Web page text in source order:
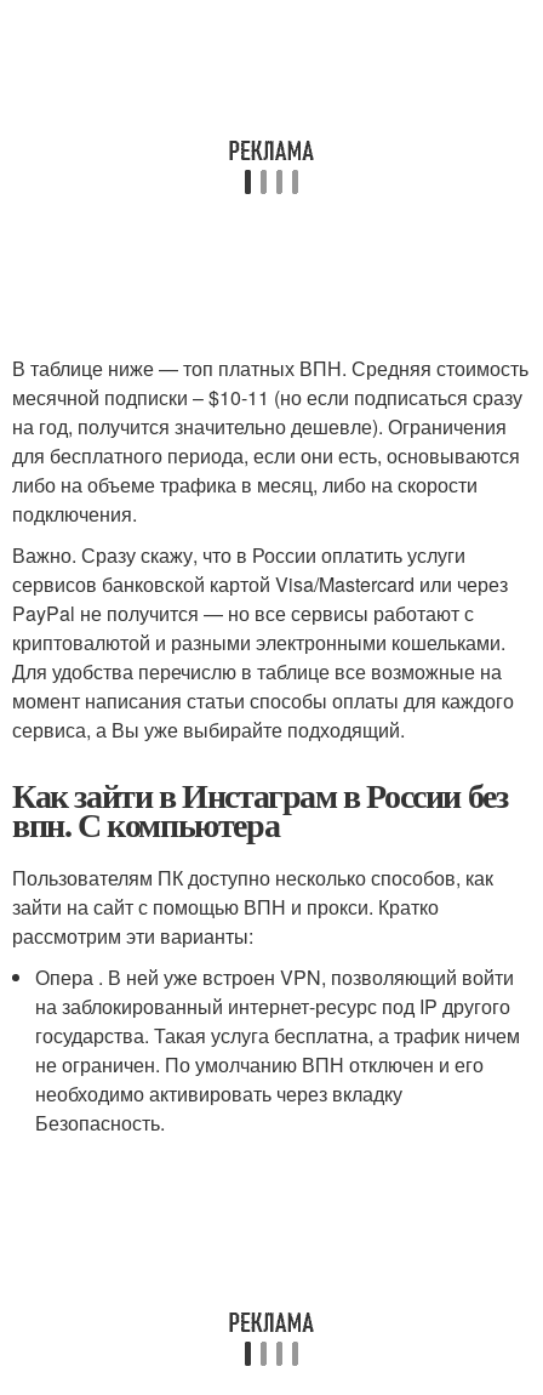
В таблице ниже — топ платных ВПН. Средняя стоимость
месячной подписки – $10-11 (но если подписаться сразу
на год, получится значительно дешевле). Ограничения
для бесплатного периода, если они есть, основываются
либо на объеме трафика в месяц, либо на скорости
подключения.
Важно. Сразу скажу, что в России оплатить услуги
сервисов банковской картой Visa/Mastercard или через
PayPal не получится — но все сервисы работают с
криптовалютой и разными электронными кошельками.
Для удобства перечислю в таблице все возможные на
момент написания статьи способы оплаты для каждого
сервиса, а Вы уже выбирайте подходящий.
Как зайти в Инстаграм в России без
впн. С компьютера
Пользователям ПК доступно несколько способов, как
зайти на сайт с помощью ВПН и прокси. Кратко
рассмотрим эти варианты:
Опера . В ней уже встроен VPN, позволяющий войти
на заблокированный интернет-ресурс под IP другого
государства. Такая услуга бесплатна, а трафик ничем
не ограничен. По умолчанию ВПН отключен и его
необходимо активировать через вкладку
Безопасность.